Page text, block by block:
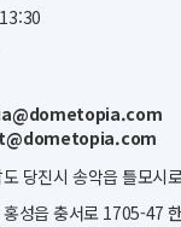
당진시 송악읍 틀모시
성읍 충서로 1705-47